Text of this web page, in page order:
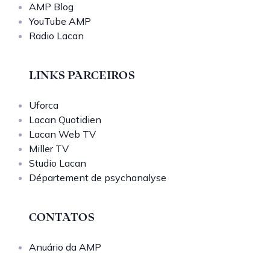
AMP Blog
YouTube AMP
Radio Lacan
LINKS PARCEIROS
Uforca
Lacan Quotidien
Lacan Web TV
Miller TV
Studio Lacan
Département de psychanalyse
CONTATOS
Anuário da AMP